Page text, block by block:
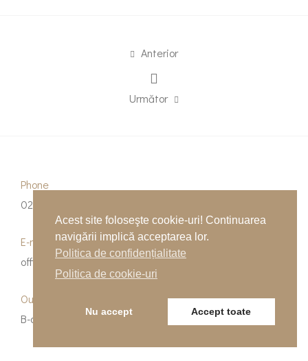
Anterior
Următor
Phone
0262-215334
E-mail
office@indfloor.ro
Our Address
B-dul Unirii 53, Baia Mare, Maramureș
Acest site foloseşte cookie-uri! Continuarea
navigării implică acceptarea lor.
Politica de confidențialitate
Politica de cookie-uri
Nu accept Accept toate